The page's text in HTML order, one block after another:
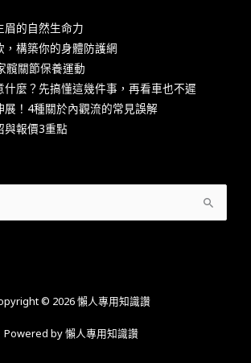
眉的自然生命力
，構築你的身體防護網
髖關節保養運動
什麼？先搞懂這幾件事，再看車也不遲
展！4種關於內觀流的常見誤解
與報價3重點
© 2026 懶人專用知識讚
Powered by 懶人專用知識讚